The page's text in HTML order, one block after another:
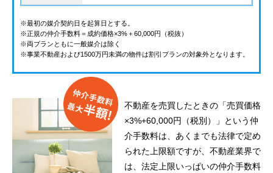
※最初の媒介契約日を起算日とする。
※正規の仲介手数料＝成約価格×3%＋60,000円（税抜）
※両プランともに一般媒介は除く
※事業不動産および1500万円未満の物件は割引プランの対象外となります。
不動産を売買したときの「売買価格
×3%+60,000円（税別）」という仲
介手数料は、あくまでも法律で定め
られた上限額ですが、不動産業界で
は、法定上限いっぱいの仲介手数料